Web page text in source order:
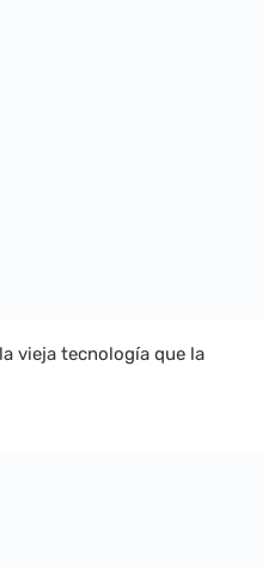
vieja tecnología que la